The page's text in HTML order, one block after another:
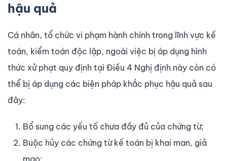
hậu quả
Cá nhân, tổ chức vi phạm hành chính trong lĩnh vực kế
toán, kiểm toán độc lập, ngoài việc bị áp dụng hình
thức xử phạt quy định tại Điều 4 Nghị định này còn có
thể bị áp dụng các biện pháp khắc phục hậu quả sau
đây:
Bổ sung các yếu tố chưa đầy đủ của chứng từ;
Buộc hủy các chứng từ kế toán bị khai man, giả